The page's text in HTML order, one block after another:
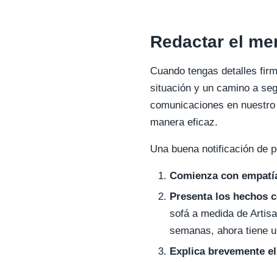
Redactar el
Cuando tengas detalles
situación y un camino a
comunicaciones en
manera eficaz.
Una buena notificación de
Comienza con
Presenta los hechos
sofá a medida de
semanas, ahora tiene
Explica brevemente